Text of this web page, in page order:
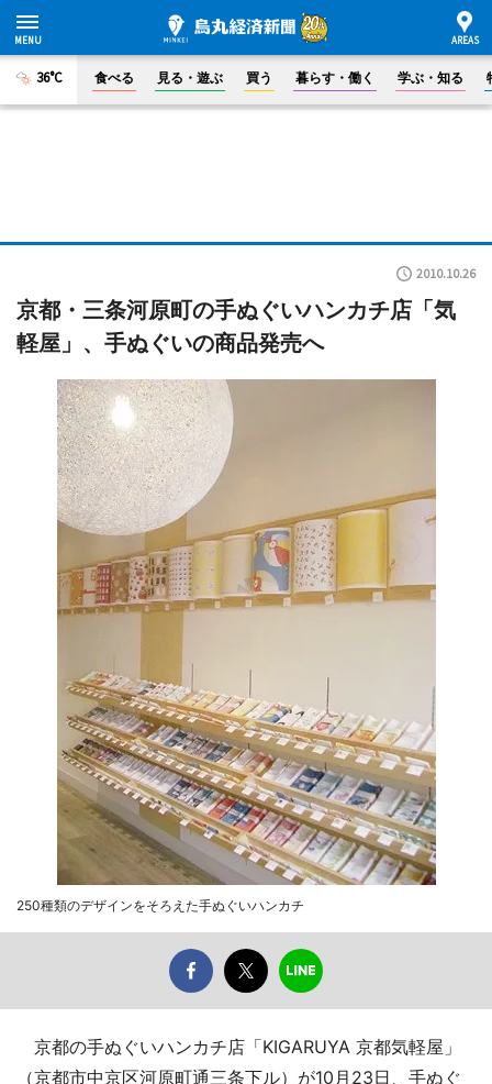
36°C 食べる 見る・遊ぶ 買う 暮らす・働く 学ぶ・知る
2010.10.26
京都・三条河原町の手ぬぐいハンカチ店「気
軽屋」、手ぬぐいの商品発売へ
250種類のデザインをそろえた手ぬぐいハンカチ
京都の手ぬぐいハンカチ店「KIGARUYA 京都気軽屋」
（京都市中京区河原町通三条下ル）が10月23日、手ぬぐ